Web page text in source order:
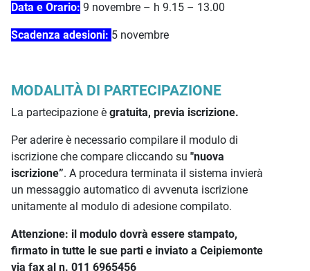
Data e Orario: 9 novembre – h 9.15 – 13.00
Scadenza adesioni: 5 novembre
MODALITÀ DI PARTECIPAZIONE
La partecipazione è gratuita, previa iscrizione.
Per aderire è necessario compilare il modulo di
iscrizione che compare cliccando su "nuova
iscrizione”. A procedura terminata il sistema invierà
un messaggio automatico di avvenuta iscrizione
unitamente al modulo di adesione compilato.
Attenzione: il modulo dovrà essere stampato,
firmato in tutte le sue parti e inviato a Ceipiemonte
via fax al n. 011 6965456